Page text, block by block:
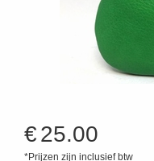
€25.00
*Prijzen zijn inclusief btw